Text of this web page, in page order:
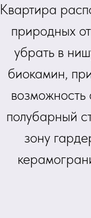
Квартира
природных
убрать в
биокамин,
полубарный
зону